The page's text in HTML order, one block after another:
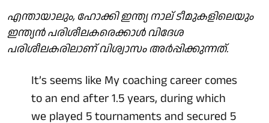
എന്തായാലും, ഹോക്കി ഇന്ത്യ നാല് ടീമുകളിലെയും
ഇന്ത്യൻ പരിശീലകരെക്കാൾ വിദേശ
പരിശീലകരിലാണ് വിശ്വാസം അർപ്പിക്കുന്നത്.
It’s seems like My coaching career comes
to an end after 1.5 years, during which
we played 5 tournaments and secured 5